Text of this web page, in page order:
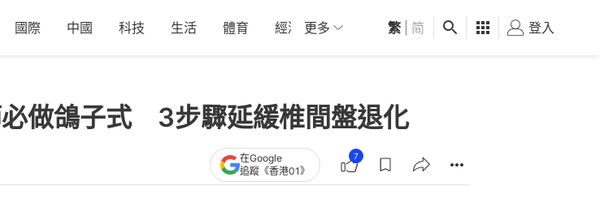
國際 中國 科技 生活 體育 經濟 01深圳 觀點 健康 好食玩飛
更多 繁 简 登入
做鴿子式 3步驟延緩椎間盤退化
在Google
追蹤《香港01》
7